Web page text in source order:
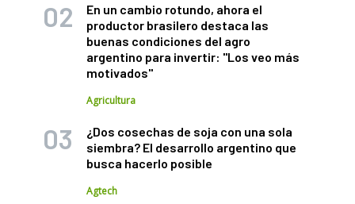
En un cambio rotundo, ahora el
productor brasilero destaca las
buenas condiciones del agro
argentino para invertir: "Los veo más
motivados"
Agricultura
¿Dos cosechas de soja con una sola
siembra? El desarrollo argentino que
busca hacerlo posible
Agtech